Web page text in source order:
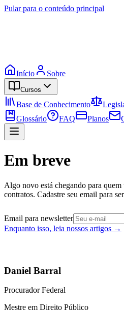
Pular para o conteúdo principal
Início Sobre
Cursos
Base de Conhecimento
Glossário
FAQ Planos
Em breve
Algo novo está chegando para
contratos. Cadastre seu email para
Email para newsletter
Enquanto isso, leia nossos artigos →
Daniel Barral
Procurador Federal
Mestre em Direito Público